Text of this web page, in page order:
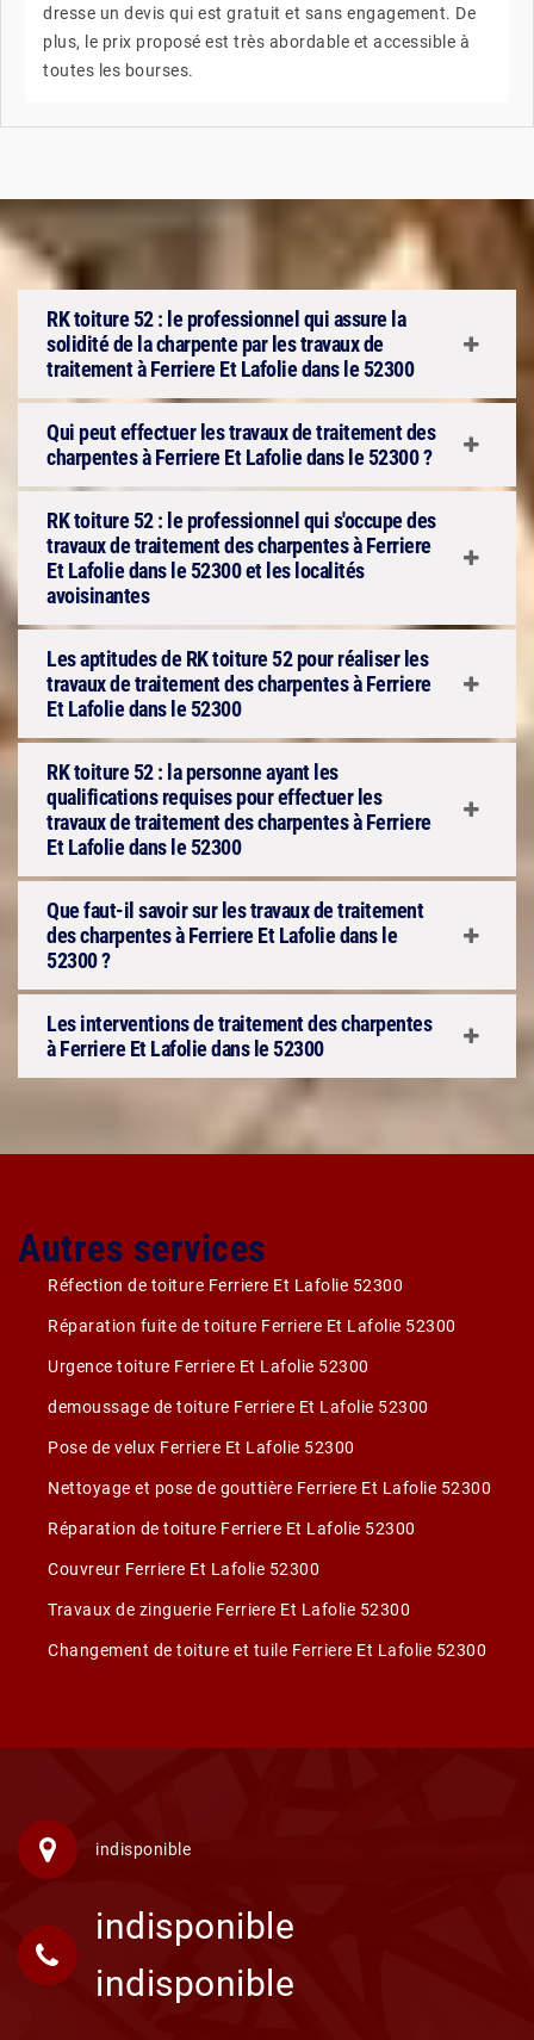
dresse un devis qui est gratuit et sans engagement. De
plus, le prix proposé est très abordable et accessible à
toutes les bourses.
RK toiture 52 : le professionnel qui assure la
solidité de la charpente par les travaux de
traitement à Ferriere Et Lafolie dans le 52300
Qui peut effectuer les travaux de traitement des
charpentes à Ferriere Et Lafolie dans le 52300 ?
RK toiture 52 : le professionnel qui s'occupe des
travaux de traitement des charpentes à Ferriere
Et Lafolie dans le 52300 et les localités
avoisinantes
Les aptitudes de RK toiture 52 pour réaliser les
travaux de traitement des charpentes à Ferriere
Et Lafolie dans le 52300
RK toiture 52 : la personne ayant les
qualifications requises pour effectuer les
travaux de traitement des charpentes à Ferriere
Et Lafolie dans le 52300
Que faut-il savoir sur les travaux de traitement
des charpentes à Ferriere Et Lafolie dans le
52300 ?
Les interventions de traitement des charpentes
à Ferriere Et Lafolie dans le 52300
Autres services
Réfection de toiture Ferriere Et Lafolie 52300
Réparation fuite de toiture Ferriere Et Lafolie 52300
Urgence toiture Ferriere Et Lafolie 52300
demoussage de toiture Ferriere Et Lafolie 52300
Pose de velux Ferriere Et Lafolie 52300
Nettoyage et pose de gouttière Ferriere Et Lafolie 52300
Réparation de toiture Ferriere Et Lafolie 52300
Couvreur Ferriere Et Lafolie 52300
Travaux de zinguerie Ferriere Et Lafolie 52300
Changement de toiture et tuile Ferriere Et Lafolie 52300
indisponible
indisponible
indisponible